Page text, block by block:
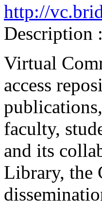
http://
Description :
Virtual
access
faculty,
and its
Library, the